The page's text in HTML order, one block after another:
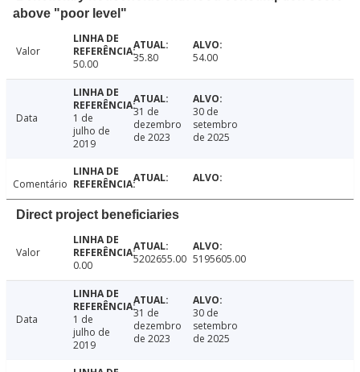
above "poor level"
Valor
50.00
35.80 54.00
Data
1 de
julho de
2019
31 de
dezembro
de 2023
30 de
setembro
de 2025
Comentário
Direct project beneficiaries
Valor
0.00
5202655.00 5195605.00
Data
1 de
julho de
2019
31 de
dezembro
de 2023
30 de
setembro
de 2025